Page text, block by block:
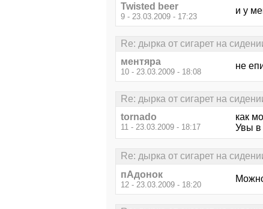
Twisted beer
9 - 23.03.2009 - 17:23
и у
Re: дырка от сигарет на
ментяра
10 - 23.03.2009 - 18:08
не
Re: дырка от сигарет на
tornado
11 - 23.03.2009 - 18:17
как
Увы в
Re: дырка от сигарет на
пАдонок
12 - 23.03.2009 - 18:20